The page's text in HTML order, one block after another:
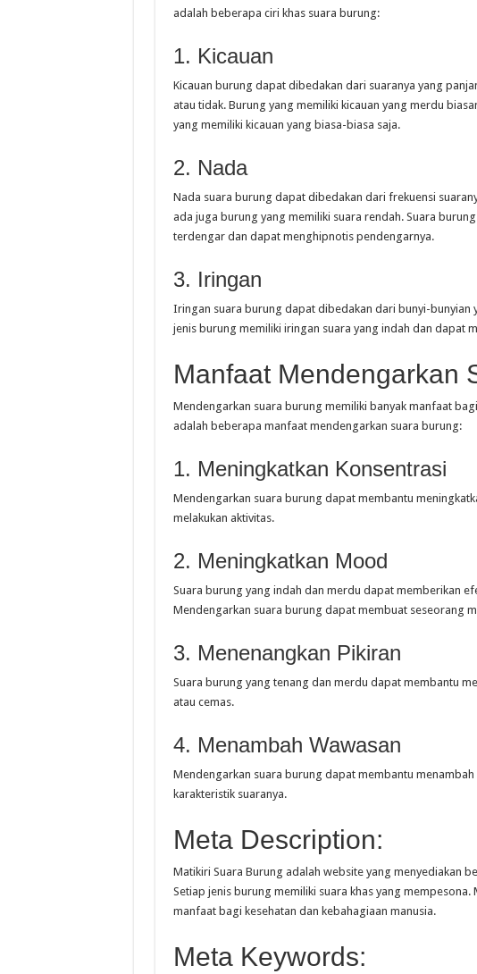
adalah beberapa ciri khas suara burung:
1. Kicauan
Kicauan burung dapat dibedakan dari suaranya yang
atau tidak. Burung yang memiliki kicauan yang merdu
yang memiliki kicauan yang biasa-biasa saja.
2. Nada
Nada suara burung dapat dibedakan dari frekuensi
ada juga burung yang memiliki suara rendah. Suara
terdengar dan dapat menghipnotis pendengarnya.
3. Iringan
Iringan suara burung dapat dibedakan dari bunyi-bunyian
jenis burung memiliki iringan suara yang indah dan dapat
Manfaat Mendengarkan
Mendengarkan suara burung memiliki banyak manfaat
adalah beberapa manfaat mendengarkan suara burung:
1. Meningkatkan Konsentrasi
Mendengarkan suara burung dapat membantu
melakukan aktivitas.
2. Meningkatkan Mood
Suara burung yang indah dan merdu dapat memberikan
Mendengarkan suara burung dapat membuat seseorang
3. Menenangkan Pikiran
Suara burung yang tenang dan merdu dapat membantu
atau cemas.
4. Menambah Wawasan
Mendengarkan suara burung dapat membantu
karakteristik suaranya.
Meta Description:
Matikiri Suara Burung adalah website yang menyediakan
Setiap jenis burung memiliki suara khas yang
manfaat bagi kesehatan dan kebahagiaan manusia.
Meta Keywords: